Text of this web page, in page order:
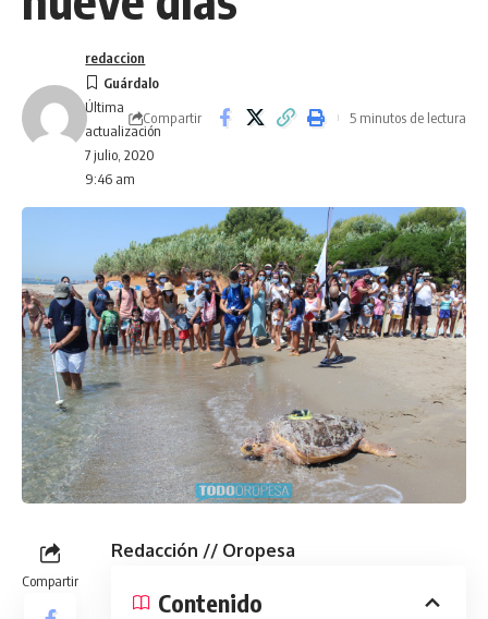
Última
actualización
7 julio, 2020
9:46 am
redaccion
Compartir 5 minutos de lectura
Compartir
Redacción // Oropesa
Contenido